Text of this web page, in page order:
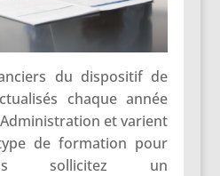
du dispositif de
chaque année
et varient
de formation pour
sollicitez un